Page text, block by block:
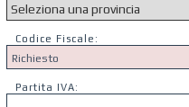
Codice Fiscale:
Partita IVA: